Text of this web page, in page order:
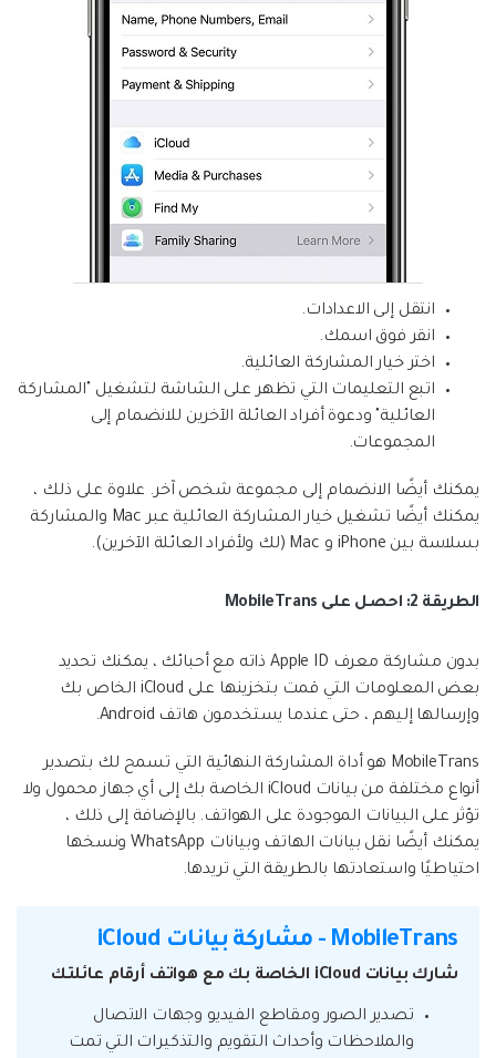
انتقل إلى الاعدادات.
انقر فوق اسمك.
اختر خيار المشاركة العائلية.
اتبع التعليمات التي تظهر على الشاشة لتشغيل "المشاركة
العائلية" ودعوة أفراد العائلة الآخرين للانضمام إلى
المجموعات.
يمكنك أيضًا الانضمام إلى مجموعة شخص آخر. علاوة على ذلك ،
يمكنك أيضًا تشغيل خيار المشاركة العائلية عبر Mac والمشاركة
بسلاسة بين iPhone و Mac (لك ولأفراد العائلة الآخرين).
الطريقة 2: احصل على MobileTrans
بدون مشاركة معرف Apple ID ذاته مع أحبائك ، يمكنك تحديد
بعض المعلومات التي قمت بتخزينها على iCloud الخاص بك
وإرسالها إليهم ، حتى عندما يستخدمون هاتف Android.
MobileTrans هو أداة المشاركة النهائية التي تسمح لك بتصدير
أنواع مختلفة من بيانات iCloud الخاصة بك إلى أي جهاز محمول ولا
تؤثر على البيانات الموجودة على الهواتف. بالإضافة إلى ذلك ،
يمكنك أيضًا نقل بيانات الهاتف وبيانات WhatsApp ونسخها
احتياطيًا واستعادتها بالطريقة التي تريدها.
MobileTrans - مشاركة بيانات iCloud
شارك بيانات iCloud الخاصة بك مع هواتف أرقام عائلتك
تصدير الصور ومقاطع الفيديو وجهات الاتصال
والملاحظات وأحداث التقويم والتذكيرات التي تمت